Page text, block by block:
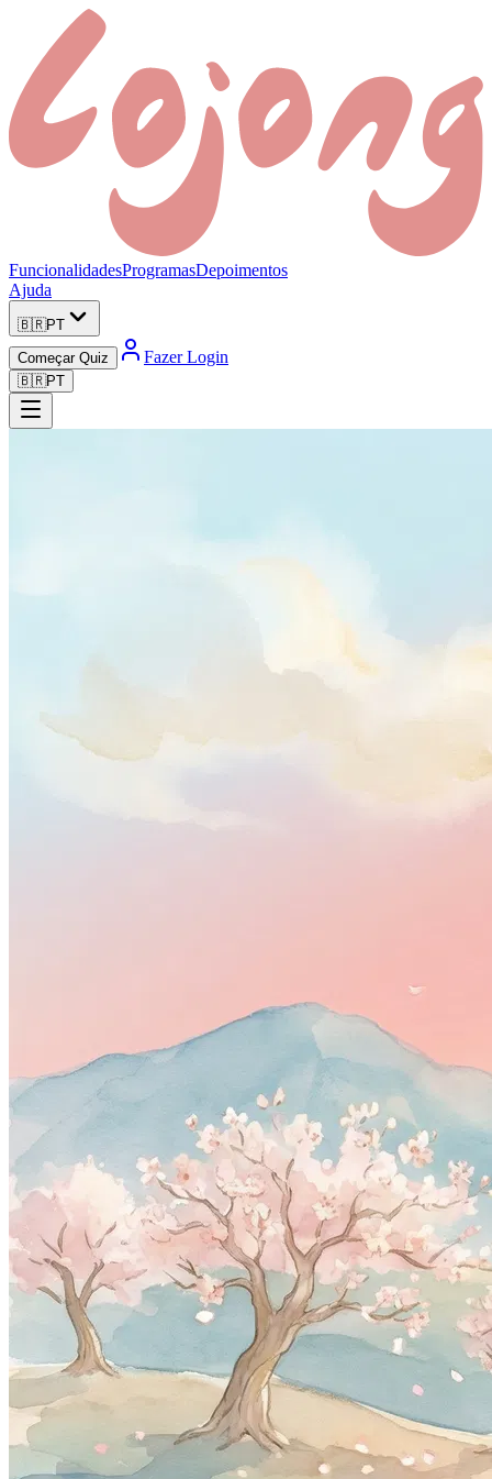
FuncionalidadesProgramasDepoimentos
Ajuda
🇧🇷PT
Começar Quiz
Fazer Login
🇧🇷PT